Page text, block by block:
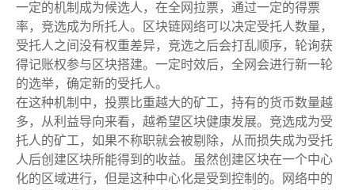
一定的机制成为候选人，在全网拉票，通过一定的得票
率，竞选成为所托人。区块链网络可以决定受托人数量，
受托人之间没有权重差异，竞选之后会打乱顺序，轮询获
得记账权参与区块搭建。一定时效后，全网会进行新一轮
的选举，确定新的受托人。
在这种机制中，投票比重越大的矿工，持有的货币数量越
多，从利益导向来看，越希望区块健康发展。竞选成为受
托人的矿工，如果不称职就会被剔除，从而损失成为受托
人后创建区块所能得到的收益。虽然创建区块在一个中心
化的区域进行，但是这种中心化是受到控制的。网络中的